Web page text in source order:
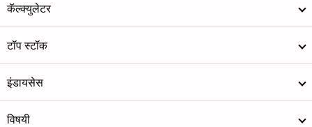
कॅल्क्युलेटर
टॉप स्टॉक
इंडायसेस
विषयी